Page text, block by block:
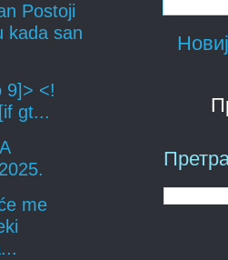
Postoji
kada san
9]> <!
gt...
me